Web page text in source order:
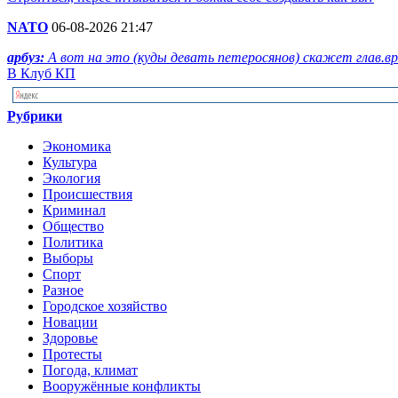
NATO 06-08-2026 21:47
арбуз: А вот на это (куды девать петеросянов) скажет
В Клуб КП
Рубрики
Экономика
Культура
Экология
Происшествия
Криминал
Общество
Политика
Выборы
Спорт
Разное
Городское хозяйство
Новации
Здоровье
Протесты
Погода, климат
Вооружённые конфликты